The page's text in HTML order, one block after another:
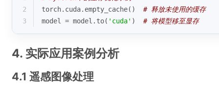
2
torch.cuda.empty_cache() # 释放未使用的缓存
3
model = model.to( 'cuda' ) # 将模型移至显存
4. 实际应用案例分析
4.1 遥感图像处理